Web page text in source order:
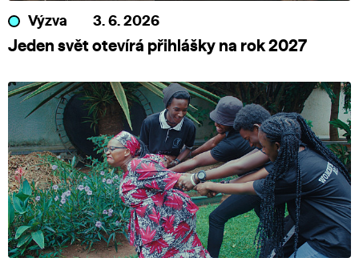
Výzva 3. 6. 2026
Jeden svět otevírá přihlášky na rok 2027